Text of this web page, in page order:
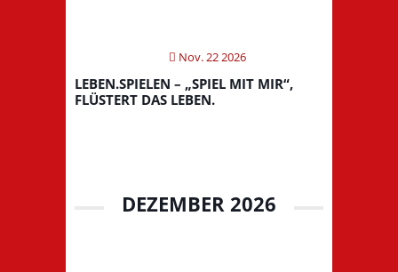
Nov. 22 2026
LEBEN.SPIELEN – „SPIEL MIT MIR“,
FLÜSTERT DAS LEBEN.
DEZEMBER 2026